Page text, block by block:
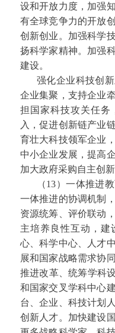
设和开放力度，加强
有全球竞争力的开放
创新创业。加强科学
扬科学家精神。加强
建设。
强化企业科技创
企业集聚，支持企业
担国家科技攻关任务
入，促进创新链产业
育壮大科技领军企业
中小企业发展，提高
加大政府采购自主创新
（13）一体推进
一体推进的协调机制
资源统筹、评价联动
主培养良性互动，建
心、科学中心、人才
展和国家战略需求协
推进改革、统筹学科
和国家交叉学科中心
台、企业、科技计划
创新人才。加快建设